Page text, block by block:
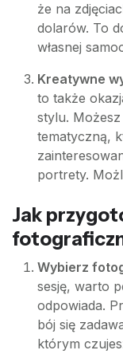
że na
dolarów. To
własnej
Kreatywne
to także
stylu.
tematyczną,
portrety.
Jak
Wybierz
sesję, warto
odpowiada.
bój się
którym